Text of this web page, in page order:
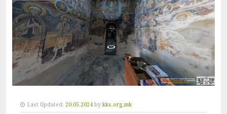
Last Updated: 20.05.2024 by kks.org.mk